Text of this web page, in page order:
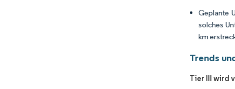
Geplante
solches
km
Trends
Tier III wird